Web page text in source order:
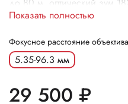
Фокусное расстояние объектива
5.35-96.3 мм
решение для
Показать полностью
29 500 ₽